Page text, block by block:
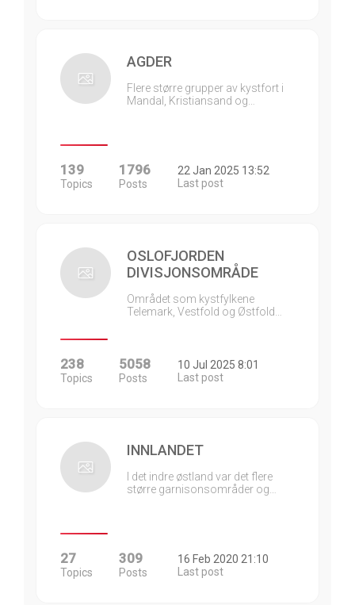
AGDER
Flere større grupper av kystfort i
Mandal, Kristiansand og…
139
Topics
1796
Posts
22 Jan 2025 13:52
Last post
OSLOFJORDEN
DIVISJONSOMRÅDE
Området som kystfylkene
Telemark, Vestfold og Østfold…
238
Topics
5058
Posts
10 Jul 2025 8:01
Last post
INNLANDET
I det indre østland var det flere
større garnisonsområder og…
27
Topics
309
Posts
16 Feb 2020 21:10
Last post